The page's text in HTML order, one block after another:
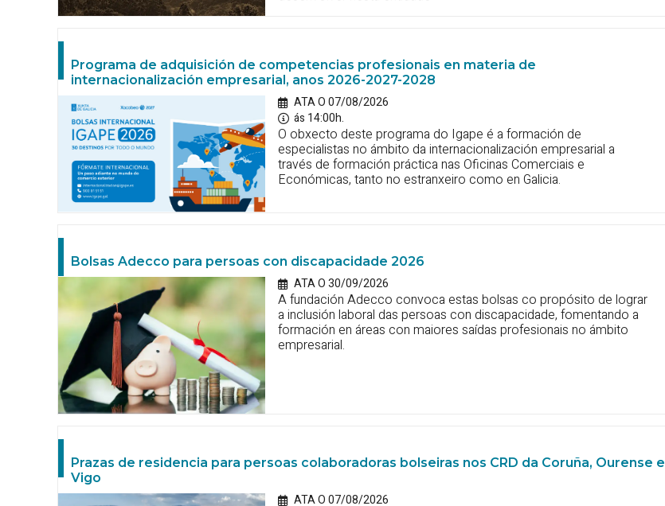
Programa de adquisición de competencias profesionais en materia de
internacionalización empresarial, anos 2026-2027-2028
ATA O 07/08/2026
ás 14:00h.
O obxecto deste programa do Igape é a formación de
especialistas no ámbito da internacionalización empresarial a
través de formación práctica nas Oficinas Comerciais e
Económicas, tanto no estranxeiro como en Galicia.
Bolsas Adecco para persoas con discapacidade 2026
ATA O 30/09/2026
A fundación Adecco convoca estas bolsas co propósito de lograr
a inclusión laboral das persoas con discapacidade, fomentando a
formación en áreas con maiores saídas profesionais no ámbito
empresarial.
Prazas de residencia para persoas colaboradoras bolseiras nos CRD da Coruña, Ourense e
Vigo
ATA O 07/08/2026